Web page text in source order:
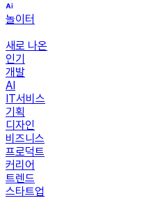
놀이터
새로 나온
인기
개발
AI
IT서비스
기획
디자인
비즈니스
프로덕트
커리어
트렌드
스타트업